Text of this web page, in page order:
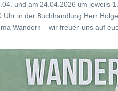
und am 24.04.2026 um jeweils
Uhr in der Buchhandlung Herr
Wandern – wir freuen uns auf